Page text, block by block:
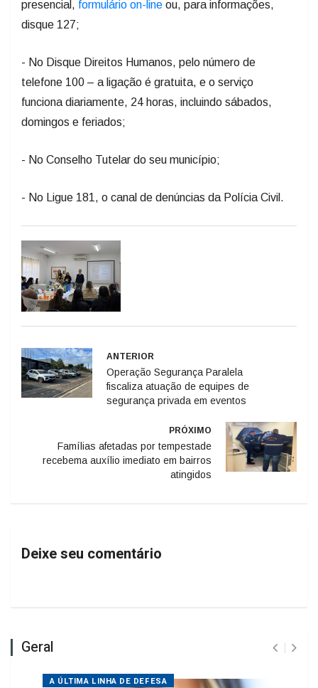
presencial, formulário on-line ou, para informações,
disque 127;
- No Disque Direitos Humanos, pelo número de
telefone 100 – a ligação é gratuita, e o serviço
funciona diariamente, 24 horas, incluindo sábados,
domingos e feriados;
- No Conselho Tutelar do seu município;
- No Ligue 181, o canal de denúncias da Polícia Civil.
ANTERIOR
Operação Segurança Paralela
fiscaliza atuação de equipes de
segurança privada em eventos
PRÓXIMO
Famílias afetadas por tempestade
recebema auxílio imediato em bairros
atingidos
Deixe seu comentário
Geral
A ÚLTIMA LINHA DE DEFESA